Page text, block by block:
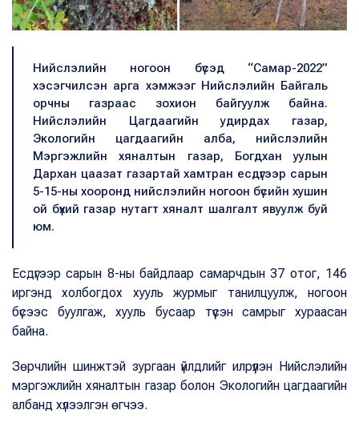
Нийслэлийн ногоон бүсэд “Самар-2022”
хэсэгчилсэн арга хэмжээг Нийслэлийн Байгаль
орчны газраас зохион байгуулж байна.
Нийслэлийн Цагдаагийн удирдах газар,
Экологийн цагдаагийн алба, нийслэлийн
Мэргэжлийн хяналтын газар, Богдхан уулын
Дархан цаазат газартай хамтран есдүгээр сарын
5-15-ны хооронд нийслэлийн ногоон бүсийн хушин
ой бүхий газар нутагт хяналт шалгалт явуулж буй
юм.
Есдүгээр сарын 8-ны байдлаар самарчдын 37 отог, 146
иргэнд холбогдох хууль журмыг танилцуулж, ногоон
бүсээс буулгаж, хууль бусаар түүсэн самрыг хураасан
байна.
Зөрчлийн шинжтэй зургаан үйлдлийг илрүүлэн Нийслэлийн
мэргэжлийн хяналтын газар болон Экологийн цагдаагийн
албанд хүлээлгэн өгчээ.